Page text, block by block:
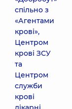
спільно з
«Агентами
крові»,
Центром
крові ЗСУ
та
Центром
служби
крові